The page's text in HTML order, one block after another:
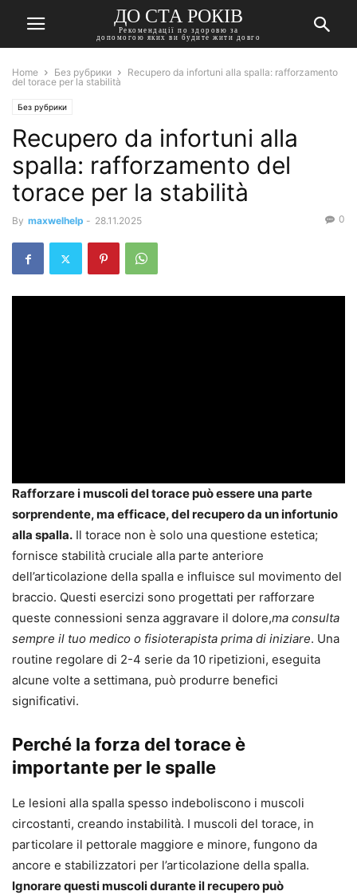
ДО СТА РОКІВ
Рекомендації по здоровю за
допомогою яких ви будите жити довго
Home Без рубрики
Recupero da infortuni alla spalla: rafforzamento
del torace per la stabilità
Без рубрики
Recupero da infortuni alla
spalla: rafforzamento del
torace per la stabilità
By maxwelhelp - 28.11.2025 0
Rafforzare i muscoli del torace può essere una parte
sorprendente, ma efficace, del recupero da un infortunio
alla spalla. Il torace non è solo una questione estetica;
fornisce stabilità cruciale alla parte anteriore
dell’articolazione della spalla e influisce sul movimento del
braccio. Questi esercizi sono progettati per rafforzare
queste connessioni senza aggravare il dolore,ma consulta
sempre il tuo medico o fisioterapista prima di iniziare. Una
routine regolare di 2-4 serie da 10 ripetizioni, eseguita
alcune volte a settimana, può produrre benefici
significativi.
Perché la forza del torace è
importante per le spalle
Le lesioni alla spalla spesso indeboliscono i muscoli
circostanti, creando instabilità. I muscoli del torace, in
particolare il pettorale maggiore e minore, fungono da
ancore e stabilizzatori per l’articolazione della spalla.
Ignorare questi muscoli durante il recupero può